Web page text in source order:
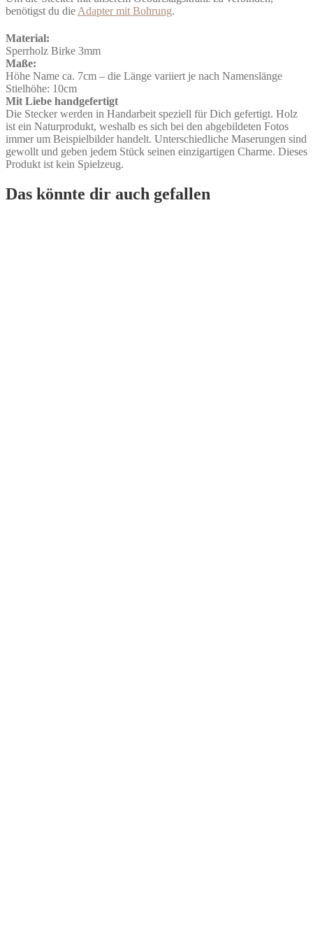
benötigst du die Adapter mit Bohrung.
Material:
Sperrholz Birke 3mm
Maße:
Höhe Name ca. 7cm – die Länge variiert je nach Namenslänge
Stielhöhe: 10cm
Mit Liebe handgefertigt
Die Stecker werden in Handarbeit speziell für Dich gefertigt. Holz
ist ein Naturprodukt, weshalb es sich bei den abgebildeten Fotos
immer um Beispielbilder handelt. Unterschiedliche Maserungen sind
gewollt und geben jedem Stück seinen einzigartigen Charme. Dieses
Produkt ist kein Spielzeug.
Das könnte dir auch gefallen